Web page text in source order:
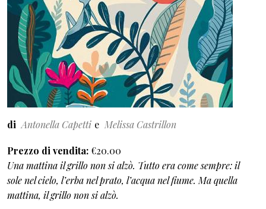
di Antonella Capetti Melissa Castrillon
Prezzo di vendita €20.00
Una mattina il grillo non si alzò. Tutto era come sempre: il
sole nel cielo, l’erba nel prato, l’acqua nel fiume. Ma quella
mattina, il grillo non si alzò.